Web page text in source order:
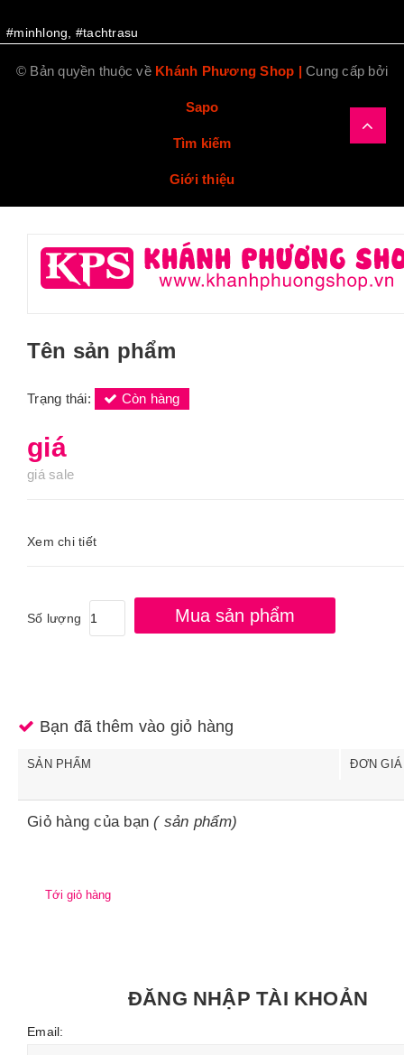
#minhlong #tachtrasu
© Bản quyền thuộc về Khánh Phương Shop | Cung cấp bởi
Sapo
Tìm kiếm
Giới thiệu
Tên sản phẩm
Trạng thái: Còn hàng
giá
giá sale
Xem chi tiết
Số lượng Mua sản phẩm
Bạn đã thêm vào giỏ hàng
SẢN PHẨM ĐƠN GIÁ
Giỏ hàng của bạn(sản phẩm)
Tới giỏ hàng
ĐĂNG NHẬP TÀI KHOẢN
Email: